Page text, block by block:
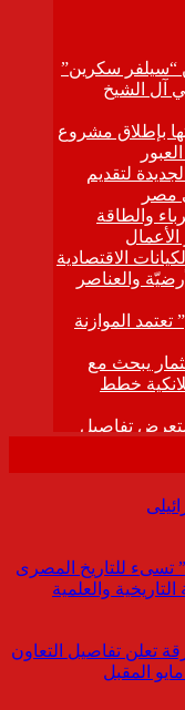
تسىء للتاريخ المصرى
والعلمية
تعلن تفاصيل التعاون
المقبل